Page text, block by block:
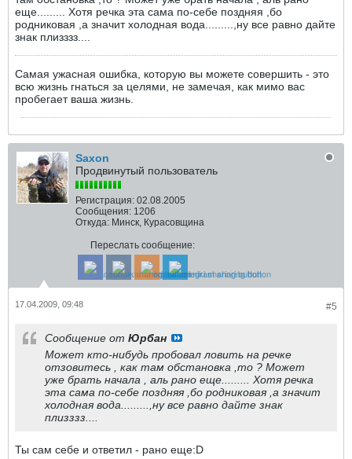
еще......... Хотя речка эта сама по-себе поздняя ,бо
родниковая ,а значит холодная вода.........,ну все равно дайте
знак плизззз....
Самая ужасная ошибка, которую вы можете совершить - это
всю жизнь гнаться за целями, не замечая, как мимо вас
пробегает ваша жизнь.
Saxon
Продвинутый пользователь
Регистрация: 02.08.2005
Сообщения: 1206
Откуда: Минск, Курасовщина
Переслать сообщение:
#5
17.04.2009, 09:48
Сообщение от Юрбан
Может кто-нибудь пробовал ловить на речке
отзовитесь , как там обстановка ,то ? Может
уже брать начала , аль рано еще......... Хотя речка
эта сама по-себе поздняя ,бо родниковая ,а значит
холодная вода.........,ну все равно дайте знак
плизззз....
Ты сам себе и ответил - рано еще:D